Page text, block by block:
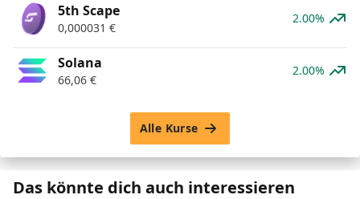
5th Scape
0,000031 €
2.00%
Solana
66,06 €
2.00%
Alle Kurse
Das könnte dich auch interessieren